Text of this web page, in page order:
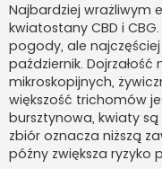
Najbardziej wrażliwym
kwiatostany CBD i
pogody, ale
październik.
mikroskopijnych,
większość trichomów
bursztynowa, kwiaty
zbiór oznacza niższą
późny zwiększa ryzyko